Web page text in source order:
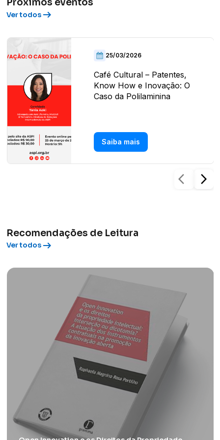
Próximos eventos
Ver todosarrow_right_alt
25/03/2026
Café Cultural – Patentes,
Know How e Inovação: O
Caso da Polilaminina
Saiba mais
arrow_back_ios arrow_forward_ios
Recomendações de Leitura
Ver todosarrow_right_alt